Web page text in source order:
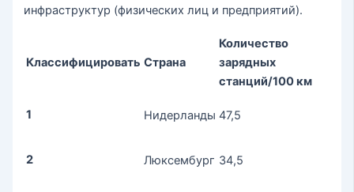
инфраструктур (физических лиц и предприятий).
Классифицировать Страна
Количество
зарядных
станций/100 км
1 Нидерланды 47,5
2 Люксембург 34,5